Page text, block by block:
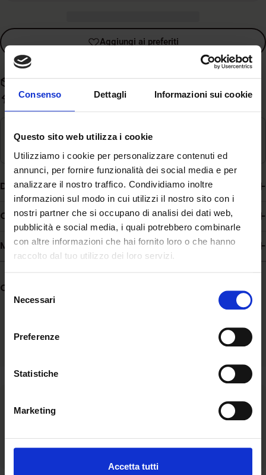
Consenso Dettagli Informazioni sui cookie
Questo sito web utilizza i cookie
Utilizziamo i cookie per personalizzare contenuti ed
annunci, per fornire funzionalità dei social media e per
analizzare il nostro traffico. Condividiamo inoltre
informazioni sul modo in cui utilizzi il nostro sito con i
nostri partner che si occupano di analisi dei dati web,
pubblicità e social media, i quali potrebbero combinarle
con altre informazioni che hai fornito loro o che hanno
raccolto dal tuo utilizzo dei loro servizi.
Selezione
delNecessari
Preferenze
Statistiche
Marketing
Accetta tutti
Aggiungi ai preferiti
Spedizione gratuita con spesa superiore a 59€
Evasione rapida in 3-5 giorni lavorativi
Ritiro disponibile inMagazzino
Descrizione
Composizione
Modalità d'uso
Condividere:
Ascolto
aspirazioni e valorizzando l’unicità di ogni storia.